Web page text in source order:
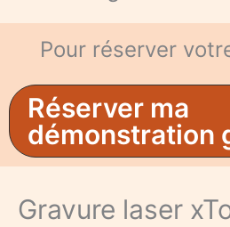
Pour réserver
Réserver ma
démonstration
Gravure laser